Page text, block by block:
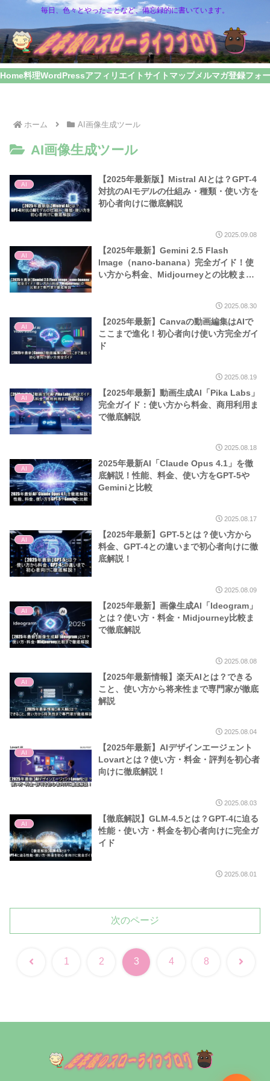
毎日、色々とやったことなど、備忘録的に書いています。
Home料理WordPressアフィリエイトサイトマップメルマガ登録フォ
ホーム AI画像生成ツール
AI画像生成ツール
AI
【2025年最新版】Mistral AIとは？GPT-4
対抗のAIモデルの仕組み・種類・使い方を
初心者向けに徹底解説
2025.09.08
AI
【2025年最新】Gemini 2.5 Flash
Image（nano-banana）完全ガイド！使
い方から料金、Midjourneyとの比較まで
2025.08.30
AI
【2025年最新】Canvaの動画編集はAIで
ここまで進化！初心者向け使い方完全ガイ
ド
2025.08.19
AI
【2025年最新】動画生成AI「Pika Labs」
完全ガイド：使い方から料金、商用利用ま
で徹底解説
2025.08.18
AI
2025年最新AI「Claude Opus 4.1」を徹
底解説！性能、料金、使い方をGPT-5や
Geminiと比較
2025.08.17
AI
【2025年最新】GPT-5とは？使い方から
料金、GPT-4との違いまで初心者向けに徹
底解説！
2025.08.09
AI
【2025年最新】画像生成AI「Ideogram」
とは？使い方・料金・Midjourney比較ま
で徹底解説
2025.08.08
AI
【2025年最新情報】楽天AIとは？できる
こと、使い方から将来性まで専門家が徹底
解説
2025.08.04
AI
【2025年最新】AIデザインエージェント
Lovartとは？使い方・料金・評判を初心者
向けに徹底解説！
2025.08.03
AI
【徹底解説】GLM-4.5とは？GPT-4に迫る
性能・使い方・料金を初心者向けに完全ガ
イド
2025.08.01
次のページ
前 1 2 3 4 8 次